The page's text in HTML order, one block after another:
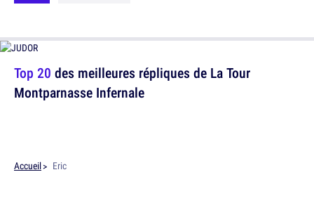
Top 20 des meilleures répliques de La Tour
Montparnasse Infernale
Accueil Eric